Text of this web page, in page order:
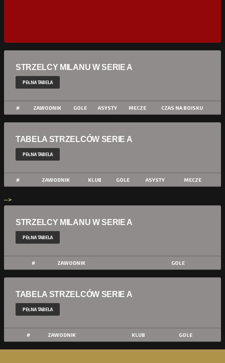
STRZELCY MILANU W SERIE A
PEŁNA TABELA
# ZAWODNIK GOLE ASYSTY MECZE CZAS NA BOISKU
TABELA STRZELCÓW SERIE A
PEŁNA TABELA
# ZAWODNIK KLUB GOLE ASYSTY MECZE
-->
STRZELCY MILANU W SERIE A
PEŁNA TABELA
# ZAWODNIK GOLE
TABELA STRZELCÓW SERIE A
PEŁNA TABELA
# ZAWODNIK KLUB GOLE